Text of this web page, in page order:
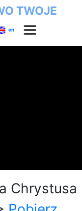
TWOJE
en
Chrystusa